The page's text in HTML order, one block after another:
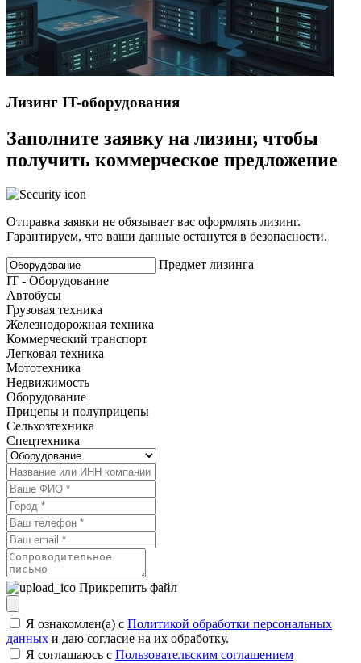
Лизинг IT-оборудования
Заполните заявку на лизинг, чтобы
получить коммерческое предложение
Отправка заявки не обязывает вас оформлять лизинг.
Гарантируем, что ваши данные останутся в безопасности.
Предмет лизинга
IT - Оборудование
Автобусы
Грузовая техника
Железнодорожная техника
Коммерческий транспорт
Легковая техника
Мототехника
Недвижимость
Оборудование
Прицепы и полуприцепы
Сельхозтехника
Спецтехника
Прикрепить файл
Я ознакомлен(а) с Политикой обработки персональных
данных и даю согласие на их обработку.
Я соглашаюсь c Пользовательским соглашением